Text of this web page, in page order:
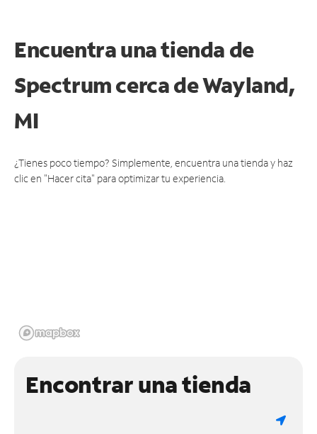
Encuentra una tienda de
Spectrumcerca de Wayland,
MI
¿Tienes poco tiempo? Simplemente, encuentra una tienda y haz
clic en "Hacer cita" para optimizar tu experiencia.
Encontrar una tienda